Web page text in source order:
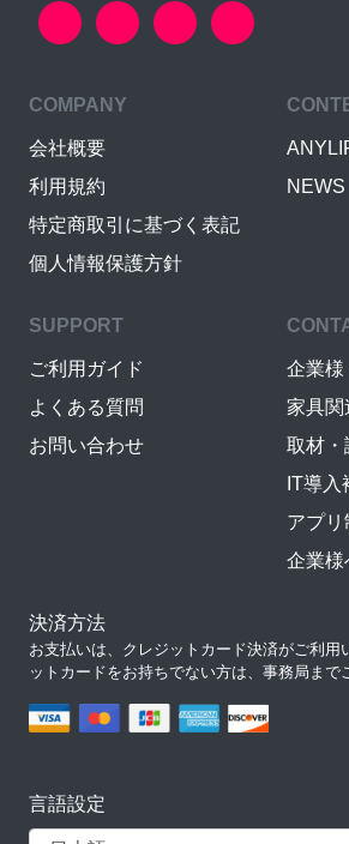
COMPANY
会社概要
利用規約
特定商取引に基づく表記
個人情報保護方針
NEWS
SUPPORT
ご利用ガイド
よくある質問
お問い合わせ
企業様
家具関
取材・
IT導
アプリ
企業様
決済方法
お支払いは、クレジットカード決済がご利用
ットカードをお持ちでない方は、事務局まで
言語設定